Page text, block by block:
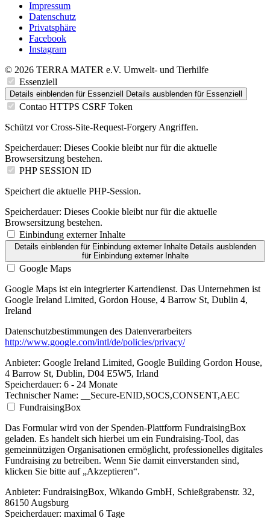
Impressum
Datenschutz
Privatsphäre
Facebook
Instagram
© 2026 TERRA MATER e.V. Umwelt- und Tierhilfe
Essenziell
Details einblenden für Essenziell Details ausblenden für Essenziell
Contao HTTPS CSRF Token
Schützt vor Cross-Site-Request-Forgery Angriffen.
Speicherdauer: Dieses Cookie bleibt nur für die aktuelle
Browsersitzung bestehen.
PHP SESSION ID
Speichert die aktuelle PHP-Session.
Speicherdauer: Dieses Cookie bleibt nur für die aktuelle
Browsersitzung bestehen.
Einbindung externer Inhalte
Details einblendenfür Einbindung externer Inhalte Details ausblenden
für Einbindung externer Inhalte
Google Maps
Google Maps ist ein integrierter Kartendienst. Das Unternehmen ist
Google Ireland Limited, Gordon House, 4 Barrow St, Dublin 4,
Ireland
Datenschutzbestimmungen des Datenverarbeiters
http://www.google.com/intl/de/policies/privacy/
Anbieter: Google Ireland Limited, Google Building Gordon House,
4 Barrow St, Dublin, D04 E5W5, Irland
Speicherdauer: 6 - 24 Monate
Technischer Name: __Secure-ENID,SOCS,CONSENT,AEC
FundraisingBox
Das Formular wird von der Spenden-Plattform FundraisingBox
geladen. Es handelt sich hierbei um ein Fundraising-Tool, das
gemeinnützigen Organisationen ermöglicht, professionelles digitales
Fundraising zu betreiben. Wenn Sie damit einverstanden sind,
klicken Sie bitte auf „Akzeptieren“.
Anbieter: FundraisingBox, Wikando GmbH, Schießgrabenstr. 32,
86150 Augsburg
Speicherdauer: maximal 6 Tage